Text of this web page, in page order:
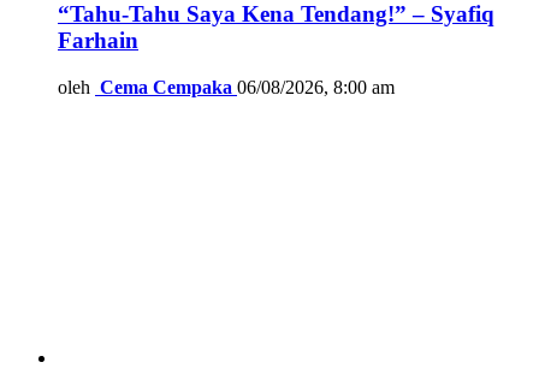
“Tahu-Tahu Saya Kena Tendang!” – Syafiq
Farhain
oleh Cema Cempaka 06/08/2026, 8:00 am